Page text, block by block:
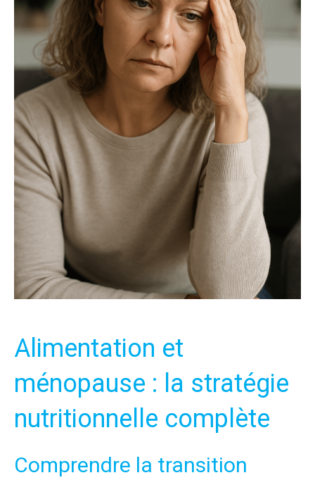
Alimentation et
ménopause : la stratégie
nutritionnelle complète
Comprendre la transition